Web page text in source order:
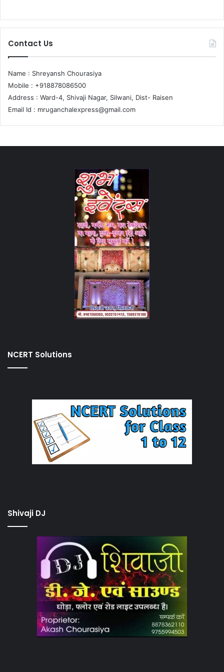
Contact Us
Name : Shreyansh Chourasiya
Mobile : +918878086500
Address : Ward-4, Shivaji Nagar, Silwani, Dist- Raisen
Email Id : mruganchalexpress@gmail.com
NCERT Solutions
Shivaji DJ